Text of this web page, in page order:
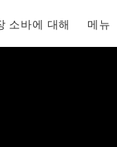
소바에 대해 메뉴